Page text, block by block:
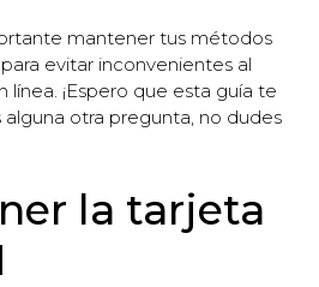
mantener tus métodos
evitar inconvenientes al
línea. ¡Espero que esta guía te
alguna otra pregunta, no dudes
la tarjeta